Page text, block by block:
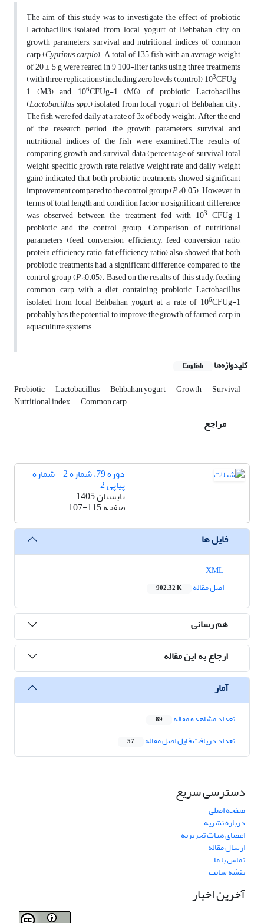
The aim of this study was to investigate the effect of probiotic
Lactobacillus isolated from local yogurt of Behbahan city on
growth parameters, survival and nutritional indices of common
carp (Cyprinus carpio). A total of 135 fish with an average weight
of 20 ± 5 g were reared in 9 100-liter tanks using three treatments
(with three replications) including zero levels (control), 103CFUg-
1 (M3) and 106CFUg-1 (M6) of probiotic Lactobacillus
(Lactobacillus spp.) isolated from local yogurt of Behbahan city.
The fish were fed daily at a rate of 3% of body weight. After the end
of the research period, the growth parameters, survival and
nutritional indices of the fish were examined.The results of
comparing growth and survival data (percentage of survival, total
weight, specific growth rate, relative weight rate and daily weight
gain) indicated that both probiotic treatments showed significant
improvement compared to the control group (P<0.05). However, in
terms of total length and condition factor, no significant difference
was observed between the treatment fed with 103 CFUg-1
probiotic and the control group. Comparison of nutritional
parameters (feed conversion efficiency, feed conversion ratio,
protein efficiency ratio, fat efficiency ratio) also showed that both
probiotic treatments had a significant difference compared to the
control group (P<0.05). Based on the results of this study, feeding
common carp with a diet containing probiotic Lactobacillus
isolated from local Behbahan yogurt at a rate of 106CFUg-1
probably has the potential to improve the growth of farmed carp in
aquaculture systems.
کلیدواژه‌ها English
Probiotic Lactobacillus Behbahan yogurt Growth Survival
Nutritional index Common carp
مراجع
دوره 79، شماره 2 - شماره
پیاپی 2
تابستان 1405
صفحه107-115
فایل ها
اصل مقاله
902.32 K
هم رسانی
ارجاع به این مقاله
آمار
تعداد مشاهده مقاله 89
تعداد دریافت فایل اصل مقاله 57
دسترسی سریع
صفحه اصلی
درباره نشریه
اعضای هیات تحریریه
ارسال مقاله
تماس با ما
نقشه سایت
آخرین اخبار